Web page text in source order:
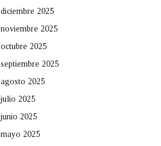
diciembre 2025
noviembre 2025
octubre 2025
septiembre 2025
agosto 2025
julio 2025
junio 2025
mayo 2025